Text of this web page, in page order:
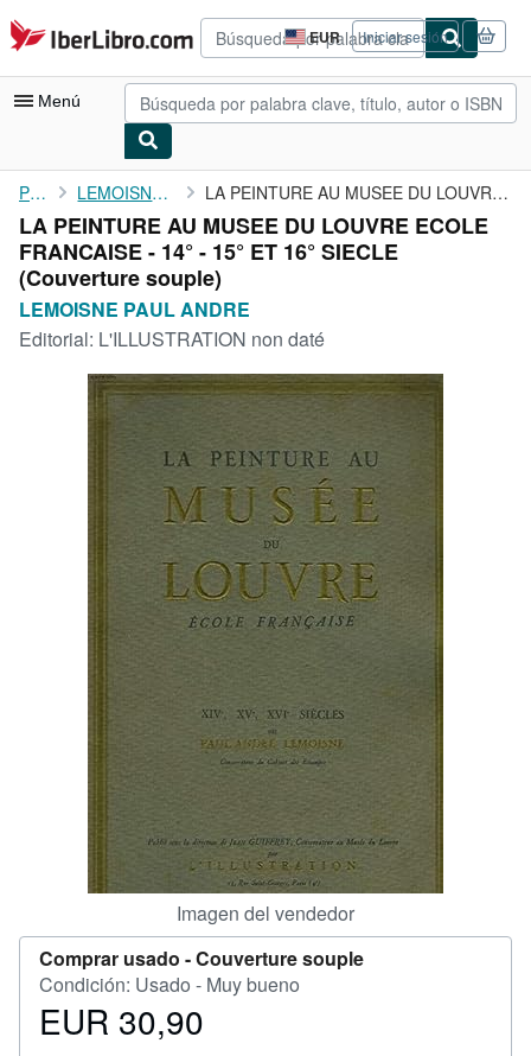
Pasar al contenido principal
IberLibro.com EUR
Preferencias
de
compra
del
Iniciar sesión
Menú
Mi cuenta
Consultar mis pedidos
Búsqueda avanzada
Colecciones
Arte y coleccionismo
Comenzar a vender
CERRAR
Portada LEMOISNE PAUL ANDRE LA PEINTURE AU MUSEE DU LOUVRE ECOLE FRANCAISE - 14° - 15° ET 16...
LA PEINTURE AU MUSEE DU LOUVRE ECOLE
FRANCAISE - 14° - 15° ET 16° SIECLE
(Couverture souple)
LEMOISNE PAUL ANDRE
Editorial: L'ILLUSTRATION non daté
Imagen del vendedor
Comprar usado -Couverture souple
Condición: Usado - Muy bueno
Precio
EUR 30,90